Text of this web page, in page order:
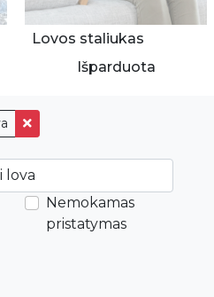
Nemokamas
pristatymas
Lovos staliukas
Išparduota